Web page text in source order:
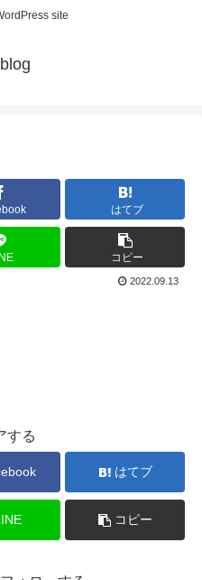
site
はてブ
コピー
2022.09.13
する
はてブ
コピー